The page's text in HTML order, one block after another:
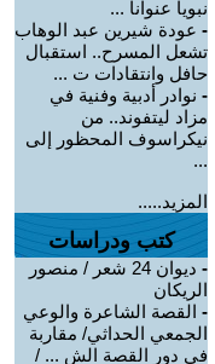
نبويا عنوانا ...
- عودة شيرين عبد الوهاب
تشعل المسرح.. استقبال
حافل وانتقادات ت ...
- نوادر أدبية وفنية في
مزاد ليتفوند.. من
نيكراسوف المحظور إلى
...
المزيد.....
كتب ودراسات
-
ديوان 24 شعر / منصور
الريكان
- القصة الشاعرة والوعي
الجمعي الحداثي/ مقاربة
في دور القصة الش ... /